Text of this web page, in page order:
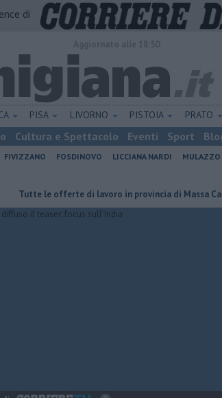
di
PISA LIVORNO PISTOIA PRATO
Cultura e Spettacolo Eventi Sport
FIVIZZANO FOSDINOVO LICCIANA NARDI MULAZZO
le offerte di lavoro in provincia di Massa Carrara